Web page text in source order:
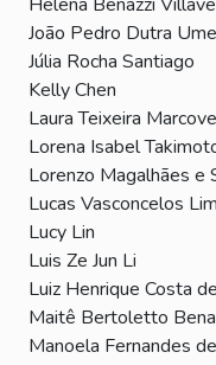
João Pedro Dutra
Júlia Rocha Santiago
Kelly Chen
Laura Teixeira
Lorena Isabel
Lorenzo Magalhães e
Lucas Vasconcelos
Lucy Lin
Luis Ze Jun Li
Luiz Henrique Costa
Maitê Bertoletto
Manoela Fernandes